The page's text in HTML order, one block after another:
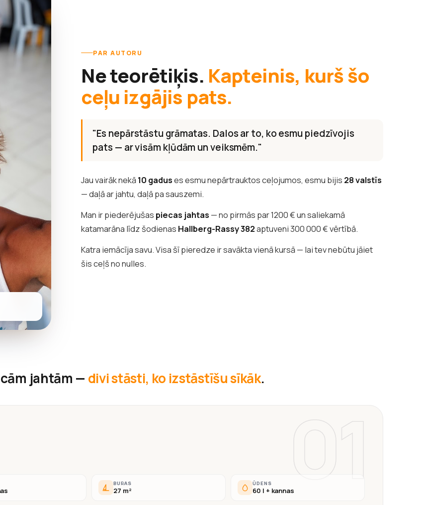
PAR AUTORU
Ne teorētiķis. Kapteinis, kurš šo
ceļu izgājis pats.
"Es nepārstāstu grāmatas. Dalos ar to, ko esmu piedzīvojis
pats — ar visām kļūdām un veiksmēm."
Jau vairāk nekā10 gaduses esmu nepārtrauktos ceļojumos, esmu bijis 28 valstīs
— daļā ar jahtu, daļā pa sauszemi.
Man ir piederējušas piecas jahtas — no pirmās par 1200 € un saliekamā
katamarāna līdz šodienas Hallberg-Rassy 382aptuveni 300 000 € vērtībā.
Katra iemācīja savu. Visa šī pieredze ir savākta vienā kursā — lai tev nebūtu jāiet
šis ceļš no nulles.
jahtām — divi stāsti, ko izstāstīšu sīkāk.
01
BURAS
27 m²
ŪDENS
60 l + kannas